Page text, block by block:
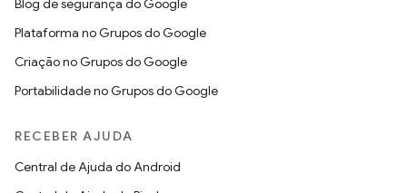
Blog de segurança do Google
Plataforma no Grupos do Google
Criação no Grupos do Google
Portabilidade no Grupos do Google
RECEBER AJUDA
Central de Ajuda do Android